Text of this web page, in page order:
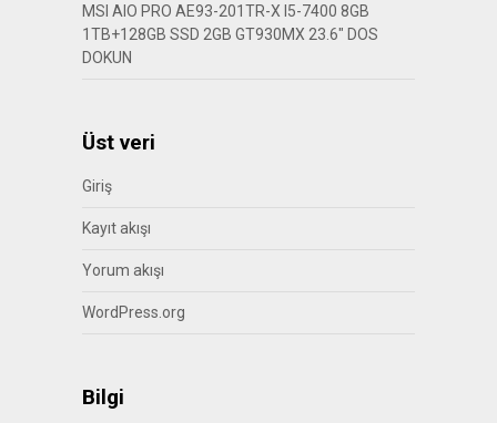
MSI AIO PRO AE93-201TR-X I5-7400 8GB
1TB+128GB SSD 2GB GT930MX 23.6″ DOS
DOKUN
Üst veri
Giriş
Kayıt akışı
Yorum akışı
WordPress.org
Bilgi